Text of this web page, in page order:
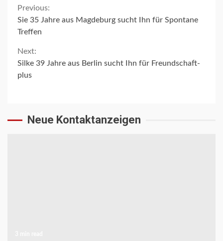
Continue
Reading
Previous:
Sie 35 Jahre aus Magdeburg sucht Ihn für Spontane
Treffen
Next:
Silke 39 Jahre aus Berlin sucht Ihn für Freundschaft-
plus
Neue Kontaktanzeigen